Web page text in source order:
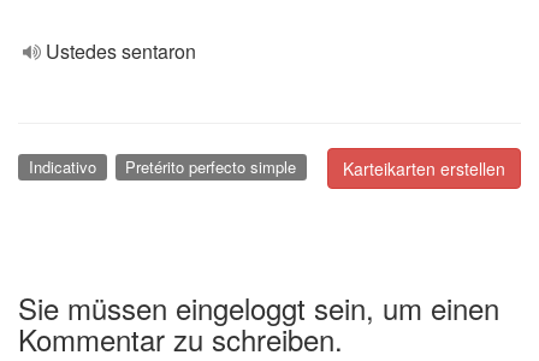
Ustedes sentaron
Karteikarten erstellen
Indicativo Pretérito perfecto simple
Sie müssen eingeloggt sein, um einen
Kommentar zu schreiben.